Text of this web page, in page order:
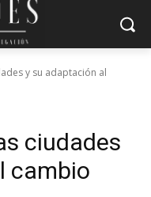
y su adaptación al
ciudades
cambio